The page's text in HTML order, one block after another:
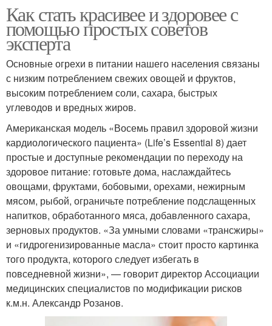
Как стать красивее и здоровее с
помощью простых советов
эксперта
Основные огрехи в питании нашего населения связаны
с низким потреблением свежих овощей и фруктов,
высоким потреблением соли, сахара, быстрых
углеводов и вредных жиров.
Американская модель «Восемь правил здоровой жизни
кардиологического пациента» (Life’s Essential 8) дает
простые и доступные рекомендации по переходу на
здоровое питание: готовьте дома, наслаждайтесь
овощами, фруктами, бобовыми, орехами, нежирным
мясом, рыбой, ограничьте потребление подслащенных
напитков, обработанного мяса, добавленного сахара,
зерновых продуктов. «За умными словами «трансжиры»
и «гидрогенизированные масла» стоит просто картинка
того продукта, которого следует избегать в
повседневной жизни», — говорит директор Ассоциации
медицинских специалистов по модификации рисков
к.м.н. Александр Розанов.